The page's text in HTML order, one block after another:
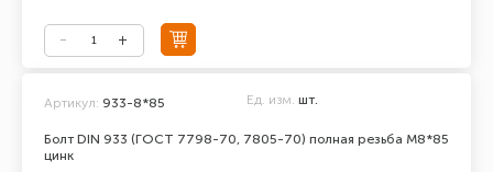
Болт DIN 933 (ГОСТ 7798-70, 7805-70) полная резьба М8*85
цинк
Артикул: 933-8*85 Ед. изм. шт.